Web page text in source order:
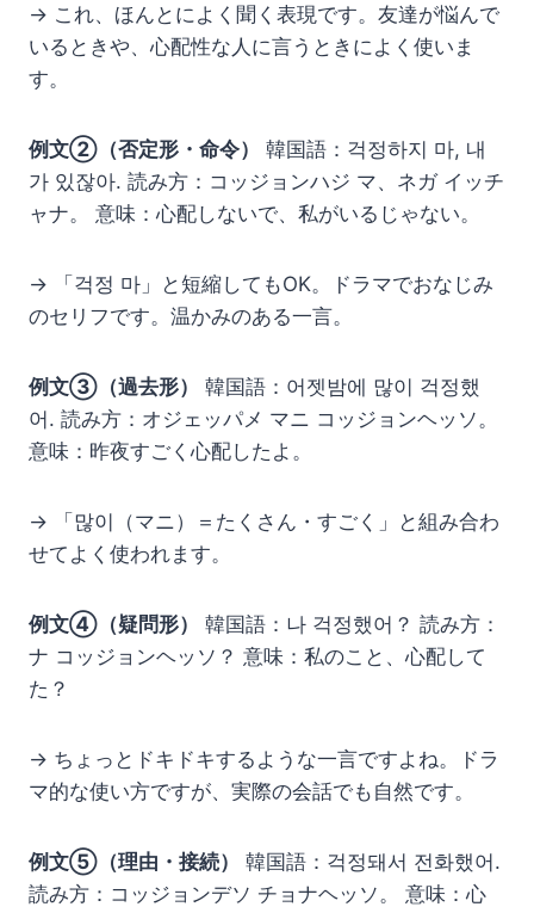
→ これ、ほんとによく聞く表現です。友達が悩んで
いるときや、心配性な人に言うときによく使いま
す。
例文②（否定形・命令）
韓国語：걱정하지 마, 내
가 있잖아. 読み方：コッジョンハジ マ、ネガ イッチ
ャナ。 意味：心配しないで、私がいるじゃない。
→ 「걱정 마」と短縮してもOK。ドラマでおなじみ
のセリフです。温かみのある一言。
例文③（過去形）
韓国語：어젯밤에 많이 걱정했
어. 読み方：オジェッパメ マニ コッジョンヘッソ。
意味：昨夜すごく心配したよ。
→ 「많이（マニ）＝たくさん・すごく」と組み合わ
せてよく使われます。
例文④（疑問形）
韓国語：나 걱정했어？ 読み方：
ナ コッジョンヘッソ？ 意味：私のこと、心配して
た？
→ ちょっとドキドキするような一言ですよね。ドラ
マ的な使い方ですが、実際の会話でも自然です。
例文⑤（理由・接続）
韓国語：걱정돼서 전화했어.
読み方：コッジョンデソ チョナヘッソ。 意味：心